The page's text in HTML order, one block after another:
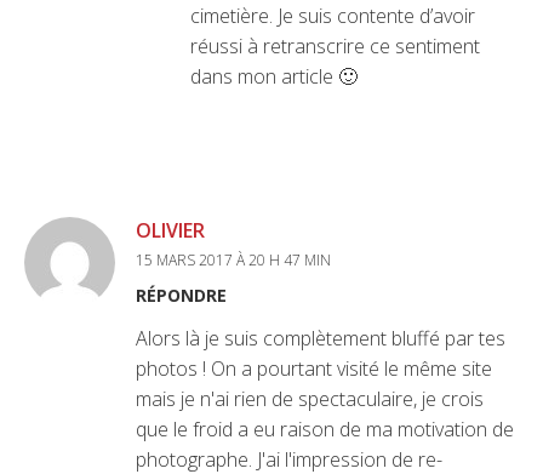
cimetière. Je suis contente d’avoir
réussi à retranscrire ce sentiment
dans mon article 🙂
OLIVIER
15 MARS 2017 À 20 H 47 MIN
RÉPONDRE
Alors là je suis complètement bluffé par tes
photos ! On a pourtant visité le même site
mais je n'ai rien de spectaculaire, je crois
que le froid a eu raison de ma motivation de
photographe. J'ai l'impression de re-